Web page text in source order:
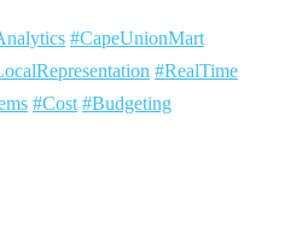
#CapeUnionMart
#RealTime
#Cost #Budgeting